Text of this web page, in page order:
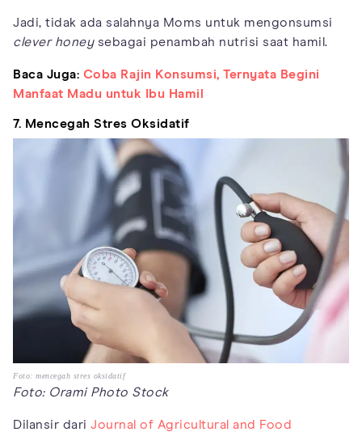
Jadi, tidak ada salahnya Moms untuk mengonsumsi
clever honeysebagai penambah nutrisi saat hamil.
Baca Juga: Coba Rajin Konsumsi, Ternyata Begini
Manfaat Madu untuk Ibu Hamil
7. Mencegah Stres Oksidatif
Foto: mencegah stres oksidatif
Foto: Orami Photo Stock
Dilansir dari Journal of Agricultural and Food